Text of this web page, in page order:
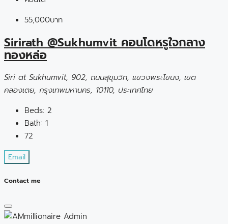
55,000บาท
Sirirath @Sukhumvit คอนโดหรูใจกลาง
ทองหล่อ
Siri at Sukhumvit, 902, ถนนสุขุมวิท, แขวงพระโขนง, เขต
คลองเตย, กรุงเทพมหานคร, 10110, ประเทศไทย
Beds: 2
Bath: 1
72
Email
Contact me